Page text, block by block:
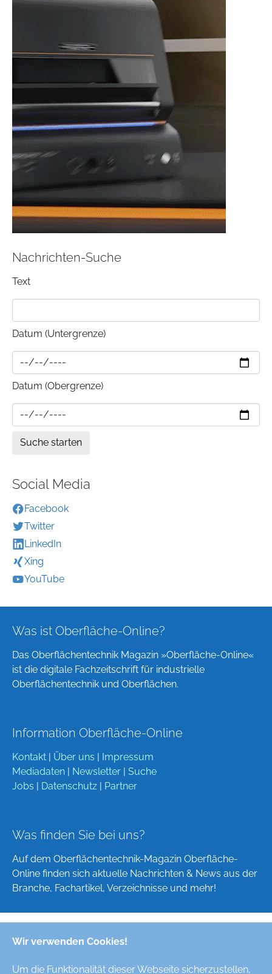
Wir verwenden Cookies!
Um die Funktionalität dieser Webseite sicherzustellen,
Nachrichten-Suche
Text
Datum (Untergrenze)
Datum (Obergrenze)
Social Media
Facebook
Twitter
LinkedIn
Xing
YouTube
Was ist Oberfläche-Online?
Das Oberflächentechnik Magazin »Oberfläche-Online«
ist die digitale Fachzeitschrift für industrielle
Oberflächentechnik und Oberflächen.
Information Oberfläche-Online
Kontakt Über uns
Impressum
Mediadaten
Newsletter
Suche
Jobs
Datenschutz Partner
Was finden Sie bei uns?
Auf dem Oberflächentechnik-Magazin Oberfläche-
Online finden sich aktuelle Nachrichten & News aus der
Branche, Fachartikel, Verzeichnisse und mehr!
Deutsch